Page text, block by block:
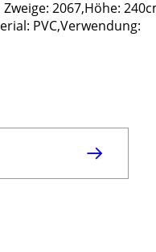
2067,Höhe:
PVC,Verwendung: